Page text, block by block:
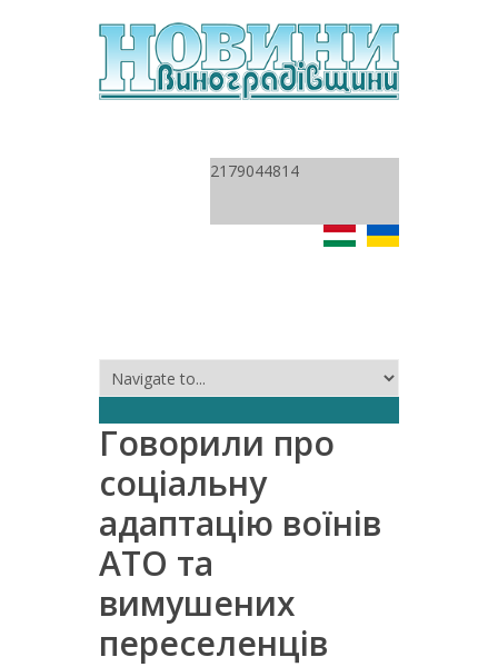
2179044814
Говорили про
соціальну
адаптацію воїнів
АТО та
вимушених
переселенців